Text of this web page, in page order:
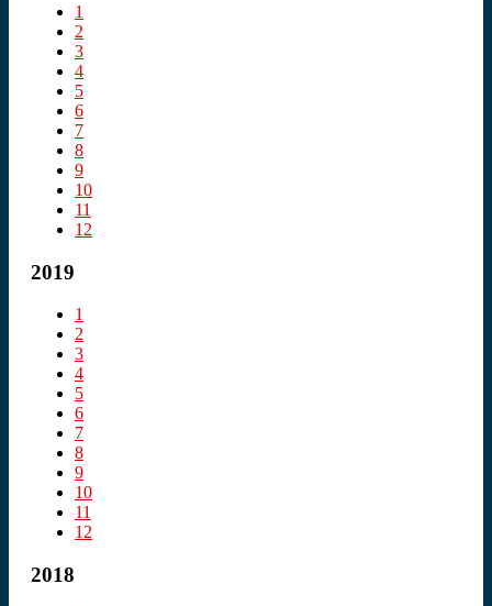
1
2
3
4
5
6
7
8
9
10
11
12
2019
1
2
3
4
5
6
7
8
9
10
11
12
2018